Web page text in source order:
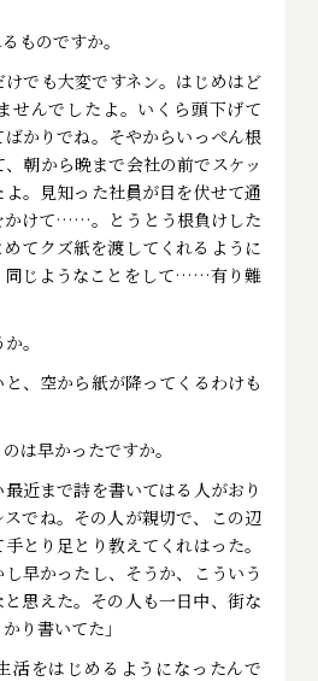
ものですか。
けでも大変ですネン。はじめはど
せんでしたよ。いくら頭下げて
かりでね。そやからいっぺん根
朝から晩まで会社の前でスケッ
。見知った社員が目を伏せて通
かけて……。とうとう根負けした
てクズ紙を渡してくれるように
同じようなことをして……有り難
か。
と、空から紙が降ってくるわけも
は早かったですか。
最近まで詩を書いてはる人がおり
でね。その人が親切で、この辺
とり足とり教えてくれはった。
早かったし、そうか、こういう
思えた。その人も一日中、街な
り書いてた」
をはじめるようになったんで